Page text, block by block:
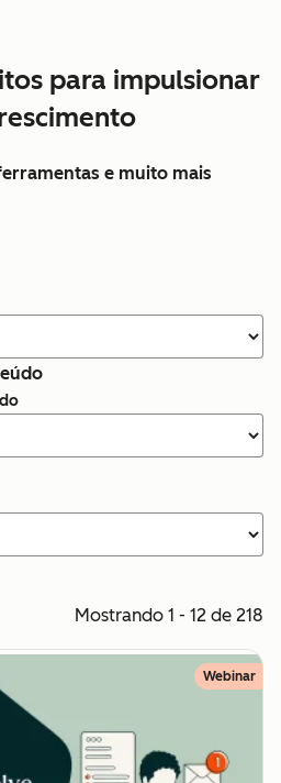
para impulsionar
e muito mais
Mostrando 1 - 12 de 218
Webinar